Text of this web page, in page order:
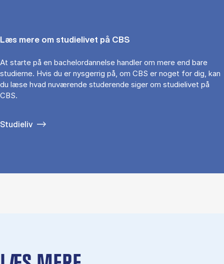
Læs mere om studielivet på CBS
At starte på en bachelordannelse handler om mere end bare
studierne. Hvis du er nysgerrig på, om CBS er noget for dig, kan
du læse hvad nuværende studerende siger om studielivet på
CBS.
Studieliv